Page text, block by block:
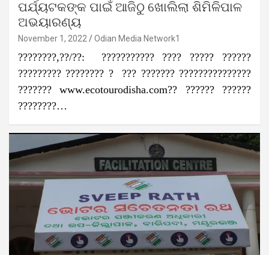
ପର୍ଯ୍ୟଟକଙ୍କ ପାଇଁ ଆଜିଠୁ ଖୋଲିଲା ଶିମିଳିପାଳ
ଅଭୟାରଣ୍ୟ
November 1, 2022 Odian Media Network1
????????,??/??: ??????????? ???? ????? ??????
????????? ???????? ? ??? ??????? ???????????????
??????? www.ecotourodisha.com?? ?????? ??????
????????…